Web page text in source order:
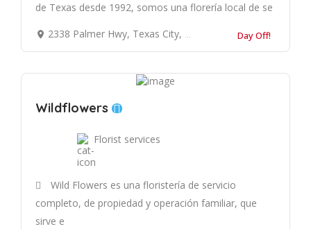
de Texas desde 1992, somos una florería local de se
2338 Palmer Hwy, Texas City, TX 77590, Estados Unidos
Day Off!
Wildflowers
Florist services
Wild Flowers es una floristería de servicio
completo, de propiedad y operación familiar, que
sirve e